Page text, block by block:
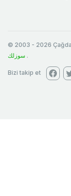
© 2003 - 2026
سوزلك .
Bizi takip et